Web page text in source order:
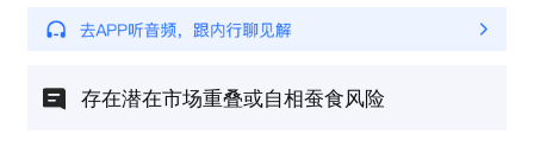
存在潜在市场重叠或自相蚕食风险